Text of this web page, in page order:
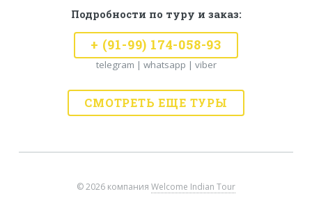
Подробности по туру и заказ:
+ (91-99) 174-058-93
telegram | whatsapp | viber
СМОТРЕТЬ ЕЩЕ ТУРЫ
©2026 компания Welcome Indian Tour